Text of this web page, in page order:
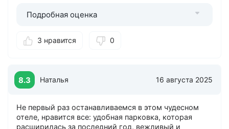
Подробная оценка
3 нравится 0
8.3 Наталья 16 августа 2025
Не первый раз останавливаемся в этом чудесном
отеле, нравится все: удобная парковка, которая
расширилась за последний год, вежливый и